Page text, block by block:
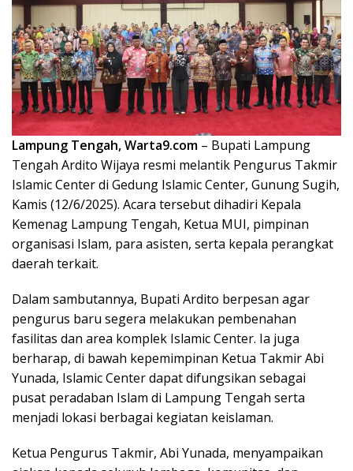
Lampung Tengah, Warta9.com – Bupati Lampung
Tengah Ardito Wijaya resmi melantik Pengurus Takmir
Islamic Center di Gedung Islamic Center, Gunung Sugih,
Kamis (12/6/2025). Acara tersebut dihadiri Kepala
Kemenag Lampung Tengah, Ketua MUI, pimpinan
organisasi Islam, para asisten, serta kepala perangkat
daerah terkait.
Dalam sambutannya, Bupati Ardito berpesan agar
pengurus baru segera melakukan pembenahan
fasilitas dan area komplek Islamic Center. Ia juga
berharap, di bawah kepemimpinan Ketua Takmir Abi
Yunada, Islamic Center dapat difungsikan sebagai
pusat peradaban Islam di Lampung Tengah serta
menjadi lokasi berbagai kegiatan keislaman.
Ketua Pengurus Takmir, Abi Yunada, menyampaikan